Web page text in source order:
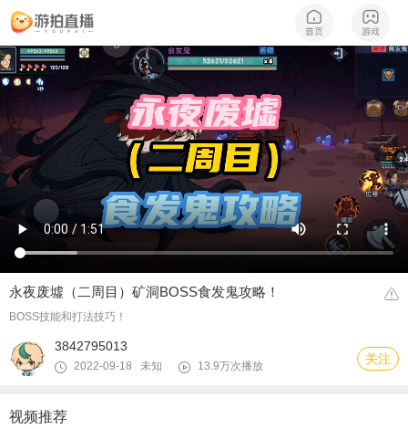
永夜废墟（二周目）矿洞BOSS食发鬼攻略！
BOSS技能和打法技巧！
3842795013
2022-09-18 未知 13.9万次播放 关注
视频推荐